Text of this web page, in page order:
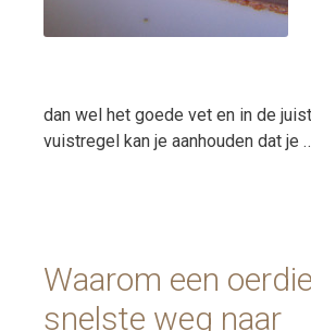
dan wel het goede vet en in de
vuistregel kan je aanhouden dat je
Waarom een
snelste weg naar